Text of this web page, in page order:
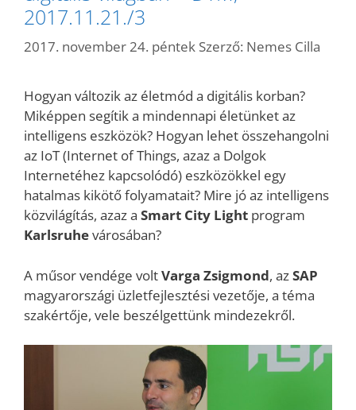
2017.11.21./3
2017. november 24. péntek Szerző: Nemes Cilla
Hogyan változik az életmód a digitális korban?
Miképpen segítik a mindennapi életünket az
intelligens eszközök? Hogyan lehet összehangolni
az IoT (Internet of Things, azaz a Dolgok
Internetéhez kapcsolódó) eszközökkel egy
hatalmas kikötő folyamatait? Mire jó az intelligens
közvilágítás, azaz a Smart City Light program
Karlsruhevárosában?
A műsor vendége voltVarga Zsigmond, azSAP
magyarországi üzletfejlesztési vezetője, a téma
szakértője, vele beszélgettünk mindezekről.